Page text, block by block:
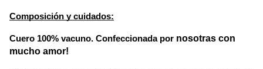
Composición y cuidados:
Cuero 100% vacuno. Confeccionada por nosotras con
mucho amor!